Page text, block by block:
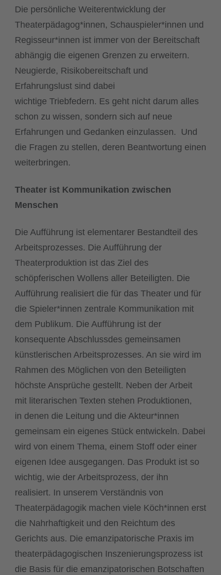
Die persönliche Weiterentwicklung der
Theaterpädagog*innen, Schauspieler*innen und
Regisseur*innen ist immer von der Bereitschaft
abhängig die eigenen Grenzen zu erweitern.
Neugierde, Risikobereitschaft und
Erfahrungslust sind dabei
wichtige Triebfedern. Es geht nicht darum alles
schon zu wissen, sondern sich auf neue
Erfahrungen und Gedanken einzulassen. Und
die Fragen zu stellen, deren Beantwortung einen
weiterbringen.
Theater ist Kommunikation zwischen
Menschen
Die Aufführung ist elementarer Bestandteil des
Arbeitsprozesses. Die Aufführung der
Theaterproduktion ist das Ziel des
schöpferischen Wollens aller Beteiligten. Die
Aufführung realisiert die für das Theater und für
die Spieler*innen zentrale Kommunikation mit
dem Publikum. Die Aufführung ist der
konsequente Abschlussdes gemeinsamen
künstlerischen Arbeitsprozesses. An sie wird im
Rahmen des Möglichen von den Beteiligten
höchste Ansprüche gestellt. Neben der Arbeit
mit literarischen Texten stehen Produktionen,
in denen die Leitung und die Akteur*innen
gemeinsam ein eigenes Stück entwickeln. Dabei
wird von einem Thema, einem Stoff oder einer
eigenen Idee ausgegangen. Das Produkt ist so
wichtig, wie der Arbeitsprozess, der ihn
realisiert. In unserem Verständnis von
Theaterpädagogik machen viele Köch*innen erst
die Nahrhaftigkeit und den Reichtum des
Gerichts aus. Die emanzipatorische Praxis im
theaterpädagogischen Inszenierungsprozess ist
die Basis für die emanzipatorischen Botschaften